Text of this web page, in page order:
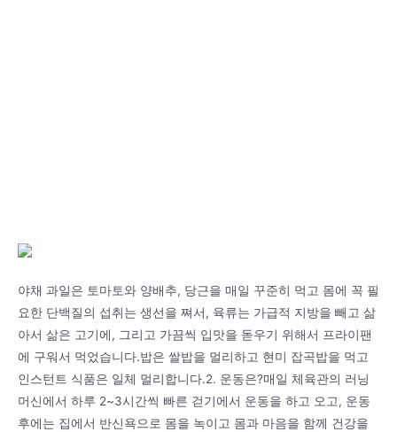
야채 과일은 토마토와 양배추, 당근을 매일 꾸준히 먹고 몸에 꼭 필
요한 단백질의 섭취는 생선을 쪄서, 육류는 가급적 지방을 빼고 삶
아서 삶은 고기에, 그리고 가끔씩 입맛을 돋우기 위해서 프라이팬
에 구워서 먹었습니다.밥은 쌀밥을 멀리하고 현미 잡곡밥을 먹고
인스턴트 식품은 일체 멀리합니다.2. 운동은?매일 체육관의 러닝
머신에서 하루 2~3시간씩 빠른 걷기에서 운동을 하고 오고, 운동
후에는 집에서 반신욕으로 몸을 녹이고 몸과 마음을 함께 건강을